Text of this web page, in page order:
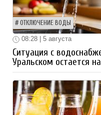
ОТКЛЮЧЕНИЕ ВОДЫ
08:28 | 5 августа
Ситуация с
Уральском остается